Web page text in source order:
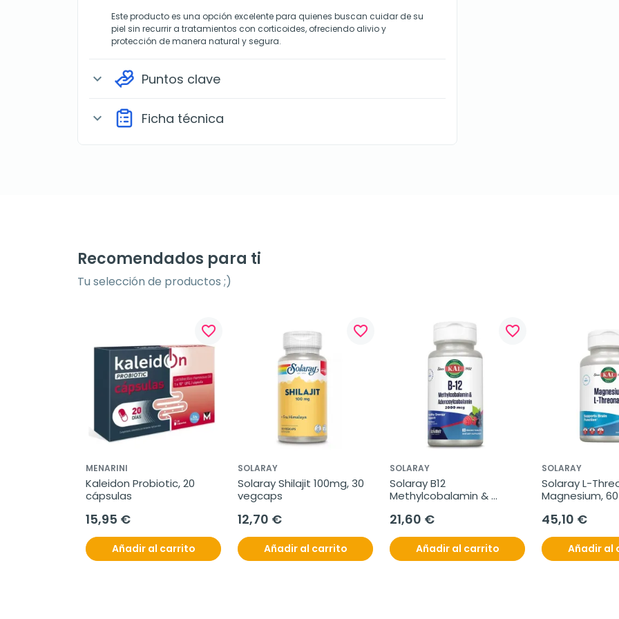
Este producto es una opción excelente para quienes buscan cuidar de su
piel sin recurrir a tratamientos con corticoides, ofreciendo alivio y
protección de manera natural y segura.
expand_more Puntos clave
expand_more Ficha técnica
Recomendados para ti
Tu selección de productos ;)
favorite_border
MENARINI
Kaleidon Probiotic, 20
cápsulas
15,95 €
Añadir al carrito
favorite_border
SOLARAY
Solaray Shilajit 100mg, 30
vegcaps
12,70 €
Añadir al carrito
favorite_border
SOLARAY
Solaray B12
Methylcobalamin &
2000mg
21,60 €
Añadir al carrito
SOLARAY
Solaray L-
Magnesium, 60
45,10 €
Añadir al